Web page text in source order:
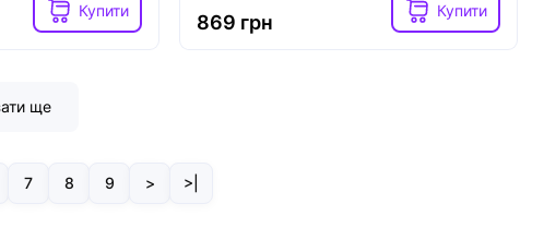
Купити
869 грн
Купити
ще
7 8 9 > >|